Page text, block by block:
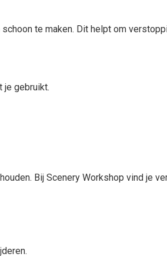
te maken. Dit helpt om
je gebruikt.
Bij Scenery Workshop vind je